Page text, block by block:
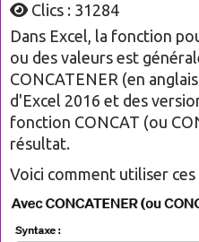
Clics : 31284
Dans Excel, la fonction
ou des valeurs est
CONCATENER (en
d'Excel 2016 et des
fonction CONCAT (ou
résultat.
Voici comment utiliser